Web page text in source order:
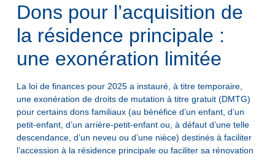
Dons pour l’acquisition de
la résidence principale :
une exonération limitée
La loi de finances pour 2025 a instauré, à titre temporaire,
une exonération de droits de mutation à titre gratuit (DMTG)
pour certains dons familiaux (au bénéfice d’un enfant, d’un
petit-enfant, d’un arrière-petit-enfant ou, à défaut d’une telle
descendance, d’un neveu ou d’une nièce) destinés à faciliter
l’accession à la résidence principale ou faciliter sa rénovation